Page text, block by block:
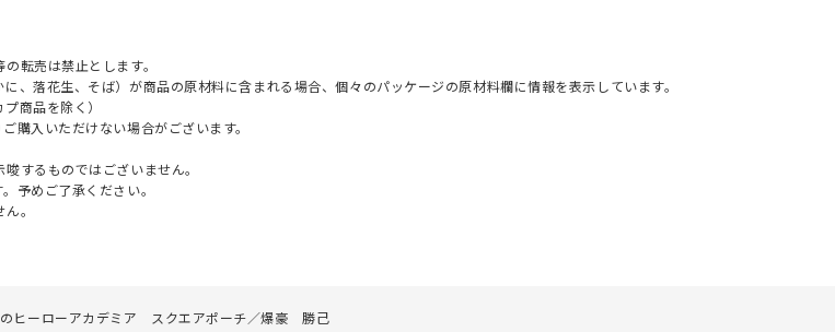
転売は禁止とします。
落花生、そば）が商品の原材料に含まれる場合、個々のパッケージの原材料欄に情報を表示しています。
商品を除く）
購入いただけない場合がございます。
するものではございません。
予めご了承ください。
。
ヒーローアカデミア スクエアポーチ／爆豪 勝己